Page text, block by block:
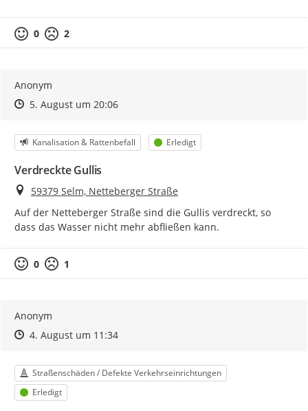
0 2
Anonym
Zeitpunkt des Erstellens
Zeitpunkt des Erstellens
5. August um 20:06Zur Äußerung
Kategorie
Kanalisation & Rattenbefall Status
Erledigt
Verdreckte Gullis
Ort
59379 Selm, Netteberger Straße
Auf der Netteberger Straße sind die Gullis verdreckt, so
dass das Wasser nicht mehr abfließen kann.
0 1
Anonym
Zeitpunkt des Erstellens
Zeitpunkt des Erstellens
4. August um 11:34Zur Äußerung
Kategorie
Straßenschäden / Defekte Verkehrseinrichtungen
Status
Erledigt